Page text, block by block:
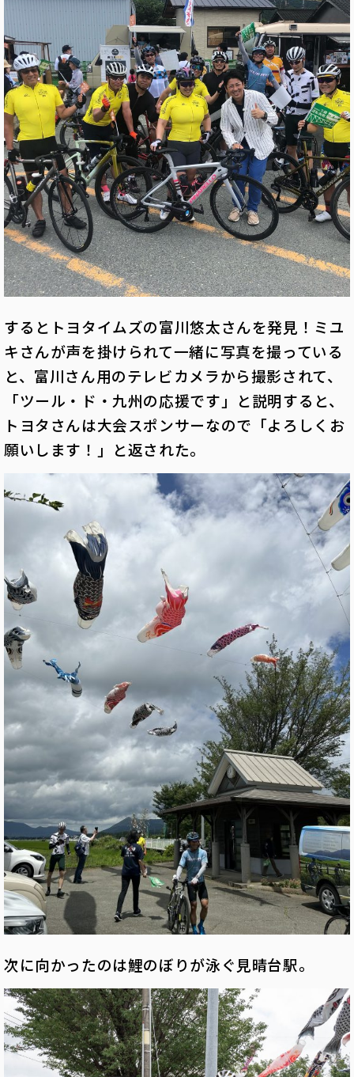
するとトヨタイムズの富川悠太さんを発見！ミユ
キさんが声を掛けられて一緒に写真を撮っている
と、富川さん用のテレビカメラから撮影されて、
「ツール・ド・九州の応援です」と説明すると、
トヨタさんは大会スポンサーなので「よろしくお
願いします！」と返された。
次に向かったのは鯉のぼりが泳ぐ見晴台駅。